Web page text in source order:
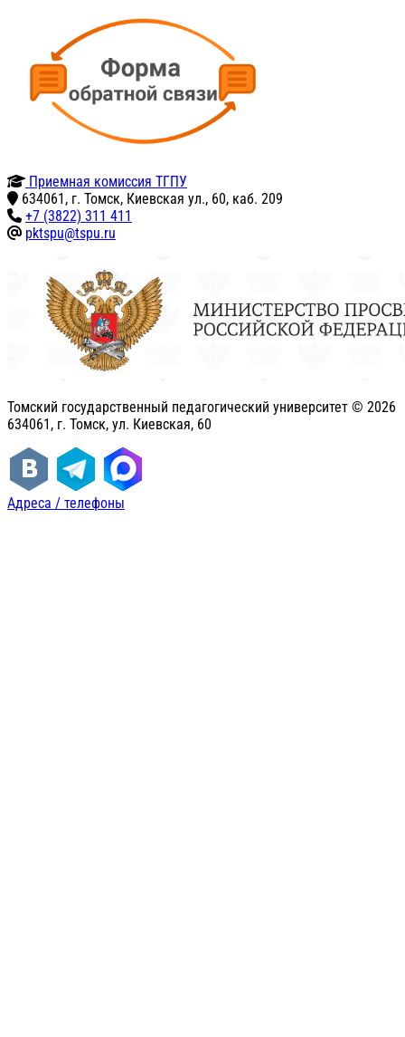
Приемная комиссия ТГПУ
634061, г. Томск, Киевская ул., 60, каб. 209
+7 (3822) 311 411
pktspu@tspu.ru
Томский государственный педагогический университет © 2026
634061, г. Томск, ул. Киевская, 60
Адреса / телефоны